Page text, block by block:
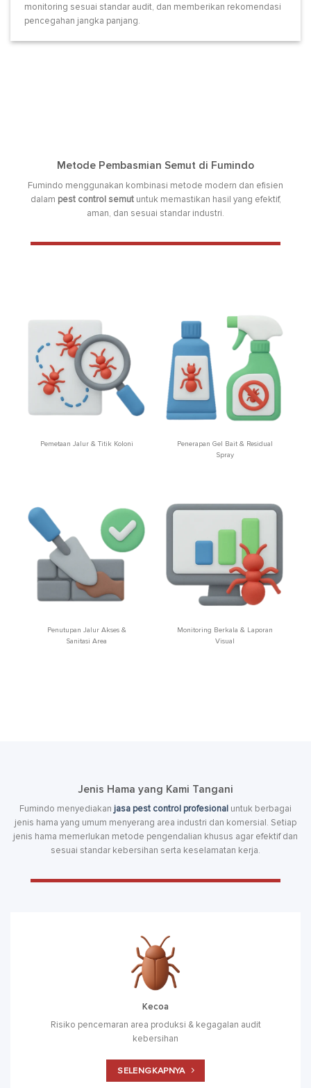
monitoring sesuai standar audit, dan memberikan rekomendasi
pencegahan jangka panjang.
Metode Pembasmian Semut di Fumindo
Fumindo menggunakan kombinasi metode modern dan efisien
dalam pest control semutuntuk memastikan hasil yang efektif,
aman, dan sesuai standar industri.
Pemetaan Jalur & Titik Koloni
Penerapan Gel Bait & Residual
Spray
Penutupan Jalur Akses &
Sanitasi Area
Monitoring Berkala & Laporan
Visual
Jenis Hama yang Kami Tangani
Fumindo menyediakan jasa pest control profesional untuk berbagai
jenis hama yang umum menyerang area industri dan komersial. Setiap
jenis hama memerlukan metode pengendalian khusus agar efektif dan
sesuai standar kebersihan serta keselamatan kerja.
Kecoa
Risiko pencemaran area produksi & kegagalan audit
kebersihan
SELENGKAPNYA